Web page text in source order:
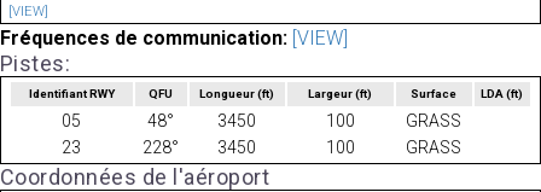
[VIEW]
Fréquences de communication: [VIEW]
Pistes:
Identifiant RWY QFU Longueur(ft) Largeur(ft) Surface LDA(ft)
05 48° 3450 100
GRASS
23
228° 3450 100 GRASS
Coordonnées de l'aéroport